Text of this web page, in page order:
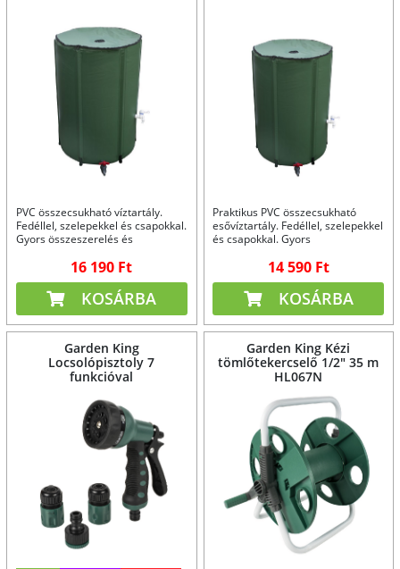
PVC összecsukható víztartály.
Fedéllel, szelepekkel és csapokkal.
Gyors összeszerelés és
16 190 Ft
KOSÁRBA
Praktikus PVC összecsukható
esővíztartály. Fedéllel, szelepekkel
és csapokkal. Gyors
14 590 Ft
KOSÁRBA
Garden King
Locsolópisztoly 7
funkcióval
Garden King Kézi
tömlőtekercselő 1/2" 35 m
HL067N